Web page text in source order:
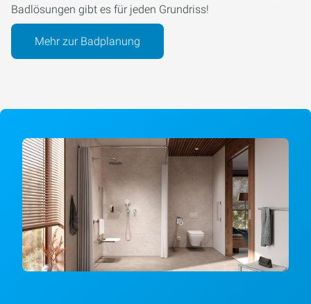
Badlösungen gibt es für jeden Grundriss!
Mehr zur Badplanung